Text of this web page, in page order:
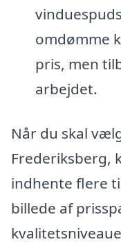
omdømme
pris, men
arbejdet.
Når du skal
Frederiksberg,
indhente flere
billede af